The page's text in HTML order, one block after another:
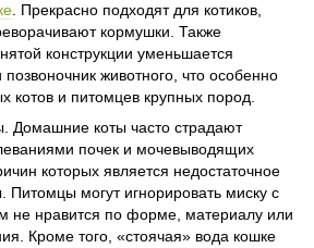
. Прекрасно подходят для котиков,
кормушки. Также
конструкции уменьшается
животного, что особенно
котов и питомцев крупных пород.
Домашние коты часто страдают
почек и мочевыводящих
которых является недостаточное
Питомцы могут игнорировать миску с
не нравится по форме, материалу или
Кроме того, «стоячая» вода кошке